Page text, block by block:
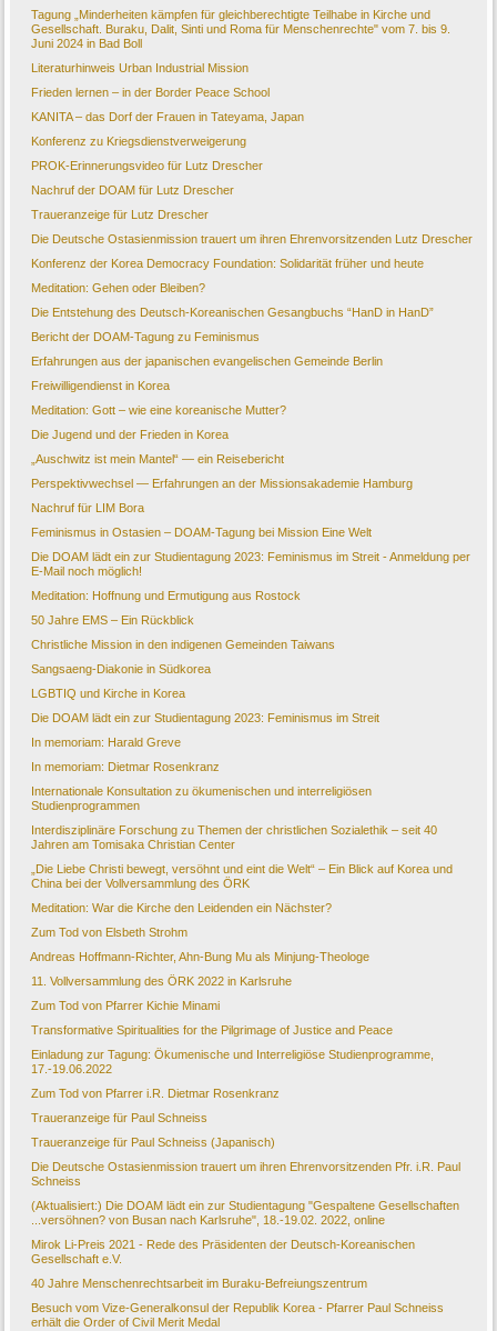
Tagung „Minderheiten kämpfen für gleichberechtigte Teilhabe in Kirche und
Gesellschaft. Buraku, Dalit, Sinti und Roma für Menschenrechte" vom 7. bis 9.
Juni 2024 in Bad Boll
Literaturhinweis Urban Industrial Mission
Frieden lernen – in der Border Peace School
KANITA – das Dorf der Frauen in Tateyama, Japan
Konferenz zu Kriegsdienstverweigerung
PROK-Erinnerungsvideo für Lutz Drescher
Nachruf der DOAM für Lutz Drescher
Traueranzeige für Lutz Drescher
Die Deutsche Ostasienmission trauert um ihren Ehrenvorsitzenden Lutz Drescher
Konferenz der Korea Democracy Foundation: Solidarität früher und heute
Meditation: Gehen oder Bleiben?
Die Entstehung des Deutsch-Koreanischen Gesangbuchs “HanD in HanD”
Bericht der DOAM-Tagung zu Feminismus
Erfahrungen aus der japanischen evangelischen Gemeinde Berlin
Freiwilligendienst in Korea
Meditation: Gott – wie eine koreanische Mutter?
Die Jugend und der Frieden in Korea
„Auschwitz ist mein Mantel“ — ein Reisebericht
Perspektivwechsel — Erfahrungen an der Missionsakademie Hamburg
Nachruf für LIM Bora
Feminismus in Ostasien – DOAM-Tagung bei Mission Eine Welt
Die DOAM lädt ein zur Studientagung 2023: Feminismus im Streit - Anmeldung per
E-Mail noch möglich!
Meditation: Hoffnung und Ermutigung aus Rostock
50 Jahre EMS – Ein Rückblick
Christliche Mission in den indigenen Gemeinden Taiwans
Sangsaeng-Diakonie in Südkorea
LGBTIQ und Kirche in Korea
Die DOAM lädt ein zur Studientagung 2023: Feminismus im Streit
In memoriam: Harald Greve
In memoriam: Dietmar Rosenkranz
Internationale Konsultation zu ökumenischen und interreligiösen
Studienprogrammen
Interdisziplinäre Forschung zu Themen der christlichen Sozialethik – seit 40
Jahren am Tomisaka Christian Center
„Die Liebe Christi bewegt, versöhnt und eint die Welt“ – Ein Blick auf Korea und
China bei der Vollversammlung des ÖRK
Meditation: War die Kirche den Leidenden ein Nächster?
Zum Tod von Elsbeth Strohm
Andreas Hoffmann-Richter, Ahn-Bung Mu als Minjung-Theologe
11. Vollversammlung des ÖRK 2022 in Karlsruhe
Zum Tod von Pfarrer Kichie Minami
Transformative Spiritualities for the Pilgrimage of Justice and Peace
Einladung zur Tagung: Ökumenische und Interreligiöse Studienprogramme,
17.-19.06.2022
Zum Tod von Pfarrer i.R. Dietmar Rosenkranz
Traueranzeige für Paul Schneiss
Traueranzeige für Paul Schneiss (Japanisch)
Die Deutsche Ostasienmission trauert um ihren Ehrenvorsitzenden Pfr. i.R. Paul
Schneiss
(Aktualisiert:) Die DOAM lädt ein zur Studientagung "Gespaltene Gesellschaften
...versöhnen? von Busan nach Karlsruhe", 18.-19.02. 2022, online
Mirok Li-Preis 2021 - Rede des Präsidenten der Deutsch-Koreanischen
Gesellschaft e.V.
40 Jahre Menschenrechtsarbeit im Buraku-Befreiungszentrum
Besuch vom Vize-Generalkonsul der Republik Korea - Pfarrer Paul Schneiss
erhält die Order of Civil Merit Medal